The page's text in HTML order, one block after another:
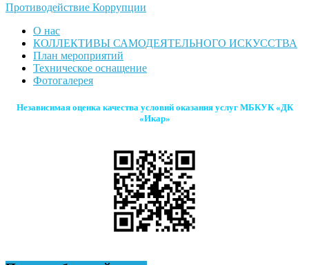
Противодействие Коррупции
О нас
КОЛЛЕКТИВЫ САМОДЕЯТЕЛЬНОГО ИСКУССТВА
План мероприятий
Техническое оснащение
Фотогалерея
Независимая оценка качества условий оказания услуг МБКУК «ДК
«Икар»